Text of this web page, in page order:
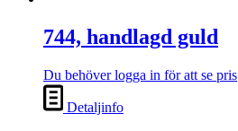
744, handlagd guld
Du behöver logga in för att se pris
Detaljinfo